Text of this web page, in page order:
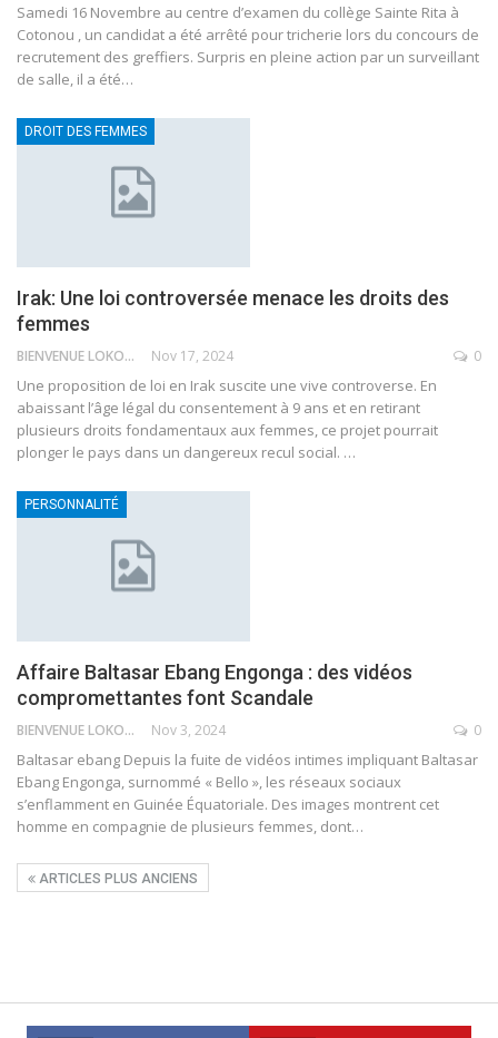
Samedi 16 Novembre au centre d’examen du collège Sainte Rita à
Cotonou , un candidat a été arrêté pour tricherie lors du concours de
recrutement des greffiers. Surpris en pleine action par un surveillant
de salle, il a été…
DROIT DES FEMMES
Irak: Une loi controversée menace les droits des
femmes
BIENVENUE LOKOSSOU Nov 17, 2024 0
Une proposition de loi en Irak suscite une vive controverse. En
abaissant l’âge légal du consentement à 9 ans et en retirant
plusieurs droits fondamentaux aux femmes, ce projet pourrait
plonger le pays dans un dangereux recul social. …
PERSONNALITÉ
Affaire Baltasar Ebang Engonga : des vidéos
compromettantes font Scandale
BIENVENUE LOKOSSOU Nov 3, 2024 0
Baltasar ebang Depuis la fuite de vidéos intimes impliquant Baltasar
Ebang Engonga, surnommé « Bello », les réseaux sociaux
s’enflamment en Guinée Équatoriale. Des images montrent cet
homme en compagnie de plusieurs femmes, dont…
ARTICLES PLUS ANCIENS